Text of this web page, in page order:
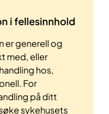
i fellesinnhold
er generell og
med, eller
hos,
For
på ditt
sykehusets